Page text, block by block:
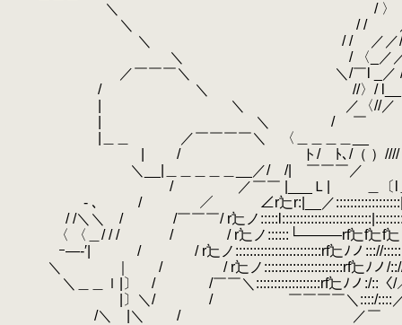
＼ / 〉 _ / 〉
＼ / / ／ / /
＼ / / ／／/ /_
＼ / 〈_／／ /
／￣￣￣＼ ＼/￣l _／ /
/ ＼ //〉/ l__／＼ ＼从人_从人_
| ＼ ／
| ＼ / ￣ } ≧ 一つの
|＿＿ ／￣￣￣
| / ト/ ﾄ､/（ ）////＞ 、 ≧ （子供を
＼__|＿＿＿＿＿
/ ／￣￣ |___Ｌ| ＿〔l＿＿＿＿__
- ､ / ／ ∠r辷r:|__／::::::::::::::::::|::::::::::::|:‐＼
/ /＼＼ / /￣￣￣/ r辷ノ
〈 〈＿/ / / / / r辷ノ::::::└―――rf辷f辷f
ｰ―‐′| / / r辷ノ::::::::::::::::::::::::rf辷ﾉノ
＼ ｜ / / r辷ノ::::::::::::::::::::::rf辷ﾉノ/
＼＿＿ｌ|〕 / /￣￣＼::::::::::::::::::rf辷ﾉノ:/::〈/
|〕＼/ / ￣￣￣￣＼::::/
/＼ |＼ / ／￣